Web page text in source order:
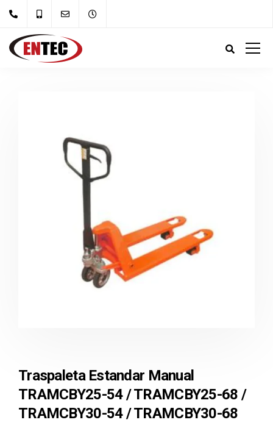
Traspaleta Estandar Manual
TRAMCBY25-54 / TRAMCBY25-68 /
TRAMCBY30-54 / TRAMCBY30-68